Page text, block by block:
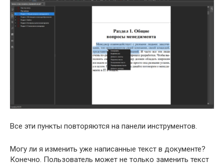
Все эти пункты повторяются на панели инструментов.
Могу ли я изменить уже написанные текст в документе?
Конечно. Пользователь может не только заменить текст